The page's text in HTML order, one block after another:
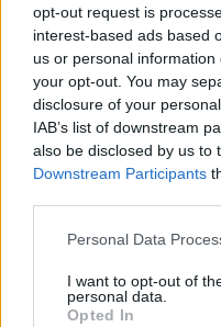
opt-out request is
interest-based ads based
us or personal
your opt-out. You may
disclosure of your
IAB’s list of downstream
also be disclosed by us to
Downstream Participants
Personal Data
I want to opt-out of
personal data.
Opted In
δισ.
06/
06/